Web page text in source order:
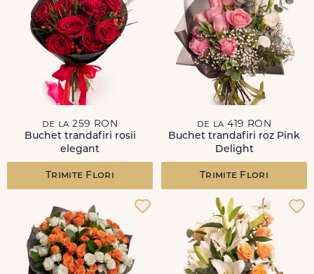
de la 259 RON
Buchet trandafiri rosii
elegant
Trimite Flori
de la 419 RON
Buchet trandafiri roz Pink
Delight
Trimite Flori